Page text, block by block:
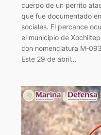
cuerpo de un perrito
que fue documentado
sociales. El percance
el municipio de
con nomenclatura M-
Este 29 de abril…